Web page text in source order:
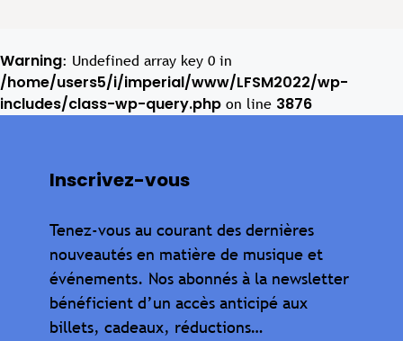
Warning: Undefined array key 0 in
/home/users5/i/imperial/www/LFSM2022/wp-
includes/class-wp-query.php on line 3876
Inscrivez-vous
Tenez-vous au courant des dernières
nouveautés en matière de musique et
événements. Nos abonnés à la newsletter
bénéficient d’un accès anticipé aux
billets, cadeaux, réductions…